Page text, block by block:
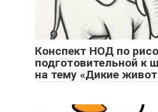
Конспект НОД по
подготовительной к
на тему «Дикие